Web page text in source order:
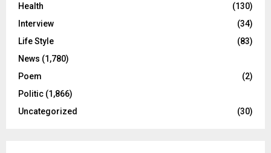
Health
(130)
Interview
(34)
Life Style
(83)
News (1,780)
Poem
(2)
Politic (1,866)
Uncategorized
(30)